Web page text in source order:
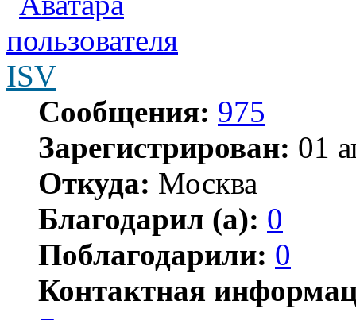
ISV
Сообщения: 975
Зарегистрирован: 01
Откуда: Москва
Благодарил (а): 0
Поблагодарили: 0
Контактная